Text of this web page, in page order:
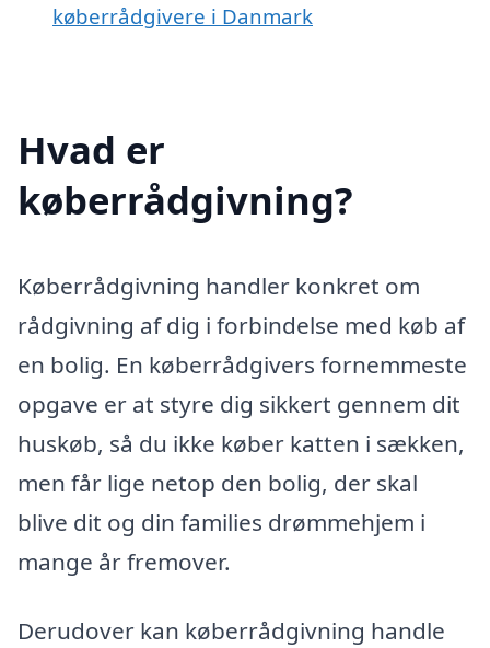
køberrådgivere i Danmark
Hvad er
køberrådgivning?
Køberrådgivning handler konkret om
rådgivning af dig i forbindelse med køb af
en bolig. En køberrådgivers fornemmeste
opgave er at styre dig sikkert gennem dit
huskøb, så du ikke køber katten i sækken,
men får lige netop den bolig, der skal
blive dit og din families drømmehjem i
mange år fremover.
Derudover kan køberrådgivning handle